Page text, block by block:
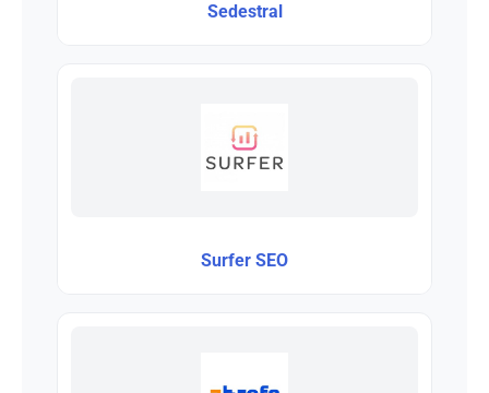
Sedestral
Surfer SEO